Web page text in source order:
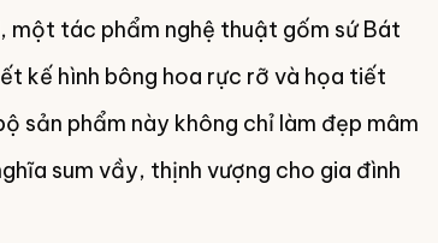
, một tác phẩm nghệ thuật gốm sứ Bát
kế hình bông hoa rực rỡ và họa tiết
sản phẩm này không chỉ làm đẹp mâm
sum vầy, thịnh vượng cho gia đình